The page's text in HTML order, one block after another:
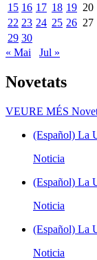
15 16 17 18 19 20
22 23 24 25 26 27
29 30
« Mai
Jul »
Novetats
VEURE MÉS
(Español) La
Noticia
(Español) La
Noticia
(Español) La
Noticia